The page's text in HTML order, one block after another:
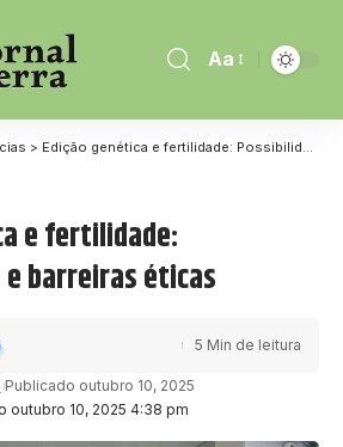
Aa
> Edição genética e fertilidade: Possibilidades e barreiras éticas
e fertilidade:
barreiras éticas
outubro 10, 2025 4:38 pm
Publicado outubro 10, 2025
5 Min de leitura